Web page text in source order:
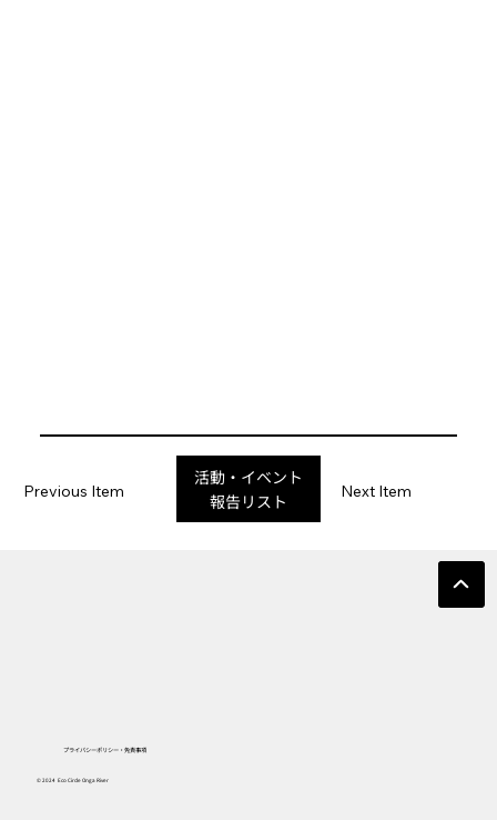
Previous Item Next Item
活動・イベント
報告リスト
プライバシーポリシー・免責事項
© 2024 Eco Circle Onga River